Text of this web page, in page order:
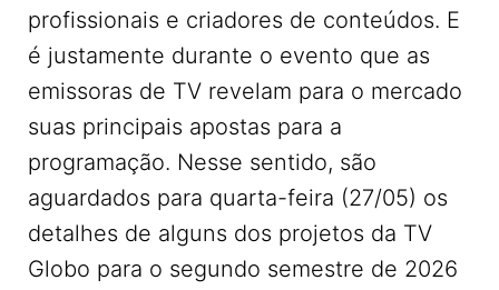
profissionais e criadores de conteúdos. E
é justamente durante o evento que as
emissoras de TV revelam para o mercado
suas principais apostas para a
programação. Nesse sentido, são
aguardados para quarta-feira (27/05) os
detalhes de alguns dos projetos da TV
Globo para o segundo semestre de 2026